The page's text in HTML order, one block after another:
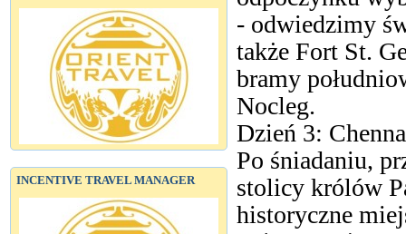
INCENTIVE TRAVEL MANAGER
- odwiedzimy
także Fort St.
bramy
Nocleg.
Dzień 3:
Po śniadaniu,
stolicy królów
historyczne